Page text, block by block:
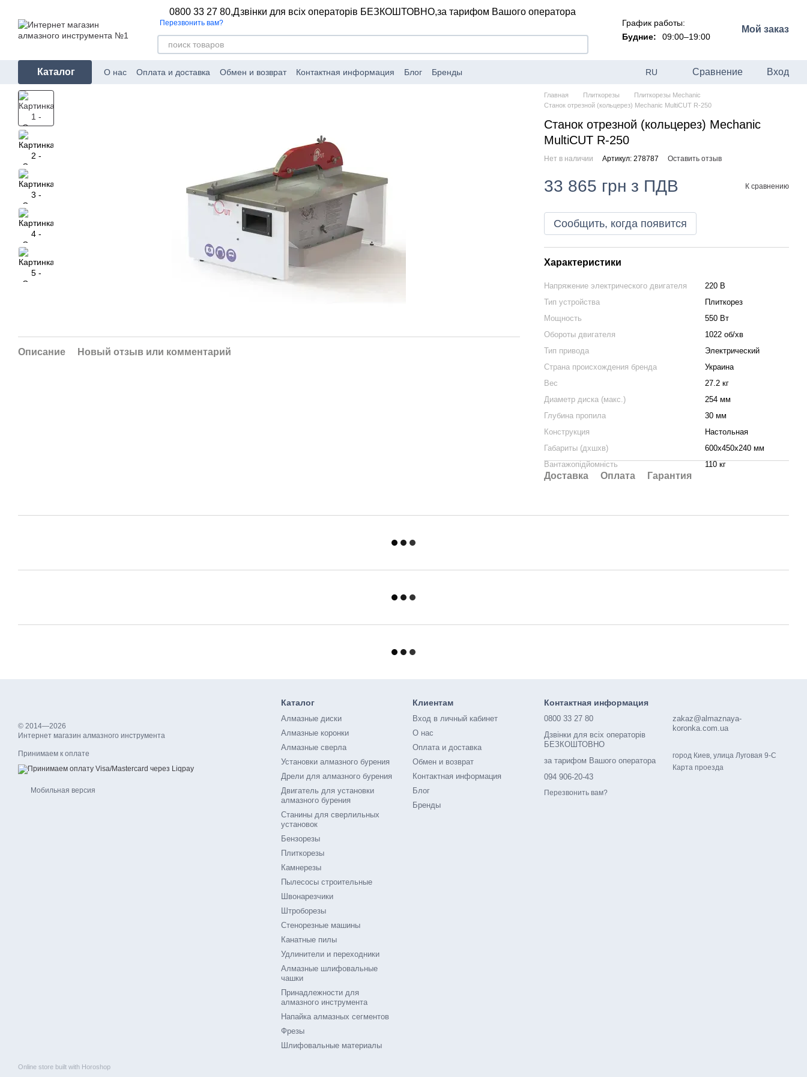
0800 33 27 80,Дзвінки для всіх операторів БЕЗКОШТОВНО,за тарифом Вашого оператора
Перезвонить вам?
График работы:
Будние:
09:00–19:00
Мой заказ
Каталог О нас Оплата и доставка Обмен и возврат Контактная информация Блог Бренды RU Сравнение Вход
Описание Новый отзыв или комментарий
Главная Плиткорезы
Плиткорезы Mechanic
Станок отрезной (кольцерез) Mechanic MultiCUT R-250
Станок отрезной (кольцерез) Mechanic
MultiCUT R-250
Нет в наличии Артикул: 278787 Оставить отзыв
33 865 грн з ПДВ К сравнению
Сообщить, когда появится
Характеристики
Напряжение электрического двигателя
220 В
Тип устройства
Плиткорез
Мощность
550 Вт
Обороты двигателя
1022 об/хв
Тип привода
Электрический
Страна происхождения бренда
Украина
Вес
27.2 кг
Диаметр диска (макс.)
254 мм
Глубина пропила
30 мм
Конструкция
Настольная
Габариты (дхшхв)
600x450x240 мм
Вантажопідйомність
110 кг
Доставка Оплата Гарантия
© 2014—2026
Интернет магазин алмазного инструмента
Принимаем к оплате
Мобильная версия
Online store built with Horoshop
Каталог
Алмазные диски
Алмазные коронки
Алмазные сверла
Установки алмазного бурения
Дрели для алмазного бурения
Двигатель для установки
алмазного бурения
Станины для сверлильных
установок
Бензорезы
Плиткорезы
Камнерезы
Пылесосы строительные
Швонарезчики
Штроборезы
Стенорезные машины
Канатные пилы
Удлинители и переходники
Алмазные шлифовальные
чашки
Принадлежности для
алмазного инструмента
Напайка алмазных сегментов
Фрезы
Шлифовальные материалы
Клиентам
Вход в личный кабинет
О нас
Оплата и доставка
Обмен и возврат
Контактная информация
Блог
Бренды
Контактная информация
0800 33 27 80
Дзвінки для всіх операторів
БЕЗКОШТОВНО
за тарифом Вашого оператора
094 906-20-43
Перезвонить вам?
zakaz@almaznaya-
koronka.com.ua
город Киев, улица Луговая 9-С
Карта проезда